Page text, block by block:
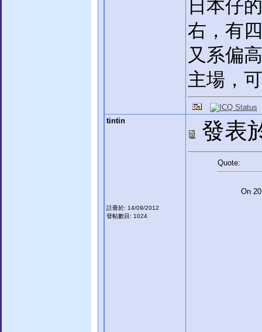
日本仔
右，有
又系偏
主場，
tintin
註冊於: 14/09/2012
發帖數目: 1024
發表
Quote:
On